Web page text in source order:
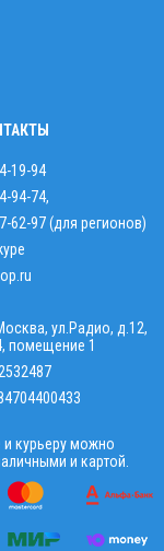
19-94
94-74,
62-97 (для регионов)
ул.Радио, д.12,
помещение 1
и курьеру можно
и картой.